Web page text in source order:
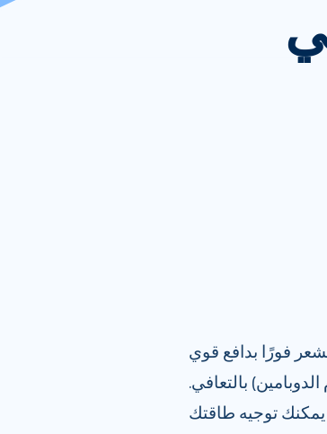
فورًا بدافع قوي
بالتعافي.
يمكنك توجيه طاقتك